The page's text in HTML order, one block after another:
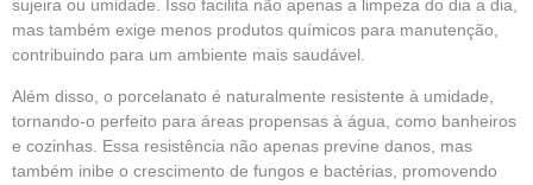
sujeira ou umidade. Isso facilita não apenas a limpeza do dia a dia,
mas também exige menos produtos químicos para manutenção,
contribuindo para um ambiente mais saudável.
Além disso, o porcelanato é naturalmente resistente à umidade,
tornando-o perfeito para áreas propensas à água, como banheiros
e cozinhas. Essa resistência não apenas previne danos, mas
também inibe o crescimento de fungos e bactérias, promovendo